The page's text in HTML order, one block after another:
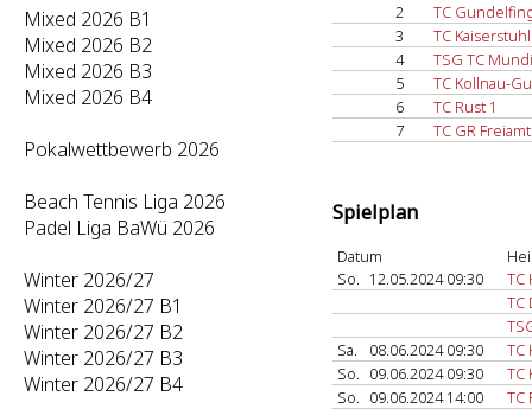
Mixed 2026 B1
Mixed 2026 B2
Mixed 2026 B3
Mixed 2026 B4
Pokalwettbewerb 2026
Beach Tennis Liga 2026
Padel Liga BaWü 2026
Winter 2026/27
Winter 2026/27 B1
Winter 2026/27 B2
Winter 2026/27 B3
Winter 2026/27 B4
2
TC
3
TC
4
TSG TC
5
TC Kollnau-
6
TC Rust 1
7
TC GR
Spielplan
Datum
So. 12.05.2024 09:30
TC
TC
Sa.
08.06.2024 09:30
TC
So. 09.06.2024 09:30
TC
So. 09.06.2024 14:00
TC